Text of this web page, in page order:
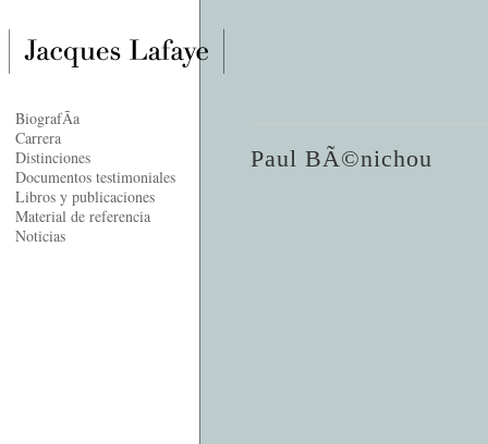
Paul BÃ©nichou
BiografÃ­a
Carrera
Distinciones
Documentos testimoniales
Libros y publicaciones
Material de referencia
Noticias